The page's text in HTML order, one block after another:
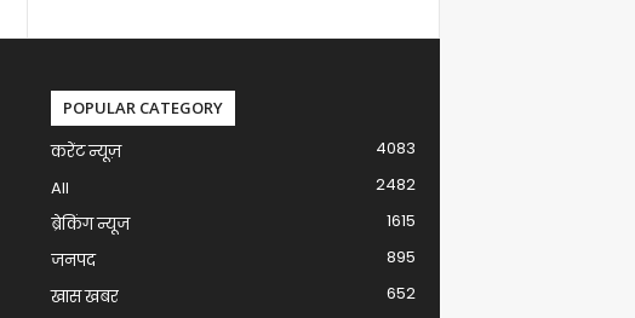
POPULAR CATEGORY
करेंट न्यूज़
4083
All
2482
ब्रेकिंग न्यूज
1615
जनपद
895
खास खबर
652